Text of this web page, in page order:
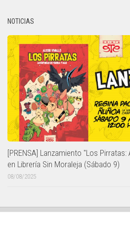
NOTICIAS
[PRENSA] Lanzamiento "Los
en Librería Sin Moraleja (Sábado 9)
08/08/2025